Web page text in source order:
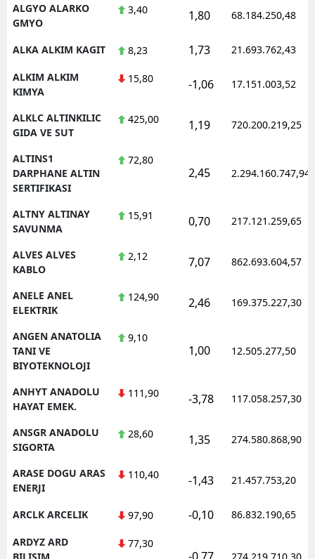
ALGYO ALARKO
GMYO
3,40 1,80 68.184.250,48
ALKA ALKIM KAGIT 8,23 1,73 21.693.762,43
ALKIM ALKIM
KIMYA
15,80 -1,06 17.151.003,52
ALKLC ALTINKILIC
GIDA VE SUT
425,00 1,19 720.200.219,25
ALTINS1
DARPHANE ALTIN
SERTIFIKASI
72,80
2,45 2.294.160.747,94
ALTNY ALTINAY
SAVUNMA
15,91 0,70 217.121.259,65
ALVES ALVES
KABLO
2,12 7,07 862.693.604,57
ANELE ANEL
ELEKTRIK
124,90 2,46 169.375.227,30
ANGEN ANATOLIA
TANI VE
BIYOTEKNOLOJI
9,10
1,00 12.505.277,50
ANHYT ANADOLU
HAYAT EMEK.
111,90 -3,78 117.058.257,30
ANSGR ANADOLU
SIGORTA
28,60 1,35 274.580.868,90
ARASE DOGU ARAS
ENERJI
110,40 -1,43 21.457.753,20
ARCLK ARCELIK 97,90 -0,10 86.832.190,65
ARDYZ ARD
BILISIM
77,30
-0,77 274.219.710,30